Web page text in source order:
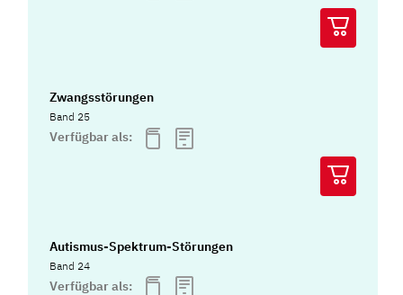
Zwangsstörungen
Band 25
Verfügbar als:
Autismus-Spektrum-Störungen
Band 24
Verfügbar als: